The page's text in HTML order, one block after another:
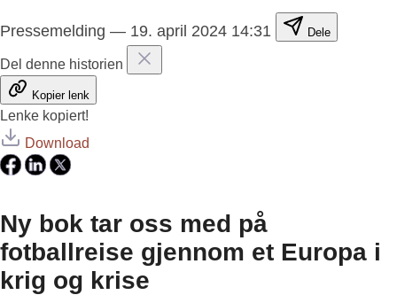
Pressemelding — 19. april 2024 14:31 Dele
Del denne historien
Kopier lenk
Lenke kopiert!
Download
Ny bok tar oss med på
fotballreise gjennom et Europa i
krig og krise